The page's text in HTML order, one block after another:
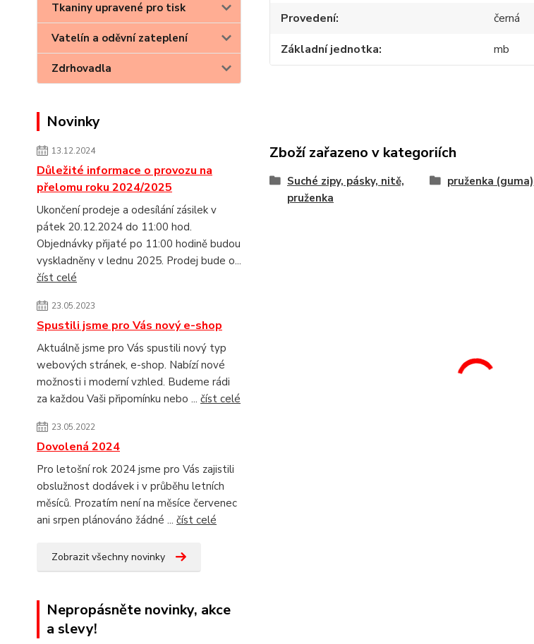
Tkaniny upravené pro tisk
Vatelín a oděvní zateplení
Zdrhovadla
Novinky
13.12.2024
Důležité informace o provozu na
přelomu roku 2024/2025
Ukončení prodeje a odesílání zásilek v
pátek 20.12.2024 do 11:00 hod.
Objednávky přijaté po 11:00 hodině budou
vyskladněny v lednu 2025. Prodej bude o...
číst celé
23.05.2023
Spustili jsme pro Vás nový e-shop
Aktuálně jsme pro Vás spustili nový typ
webových stránek, e-shop. Nabízí nové
možnosti i moderní vzhled. Budeme rádi
za každou Vaši připomínku nebo ... číst celé
23.05.2022
Dovolená 2024
Pro letošní rok 2024 jsme pro Vás zajistili
obslužnost dodávek i v průběhu letních
měsíců. Prozatím není na měsíce červenec
ani srpen plánováno žádné ... číst celé
Zobrazit všechny novinky
Nepropásněte novinky, akce
a slevy!
Provedení
černá
Základní jednotka
mb
Zboží zařazeno v kategoriích
Suché zipy, pásky, nitě,
pruženka
pruženka (guma)